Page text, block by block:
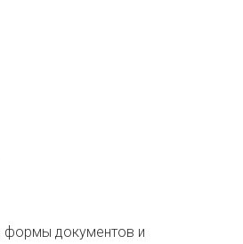
формы документов и